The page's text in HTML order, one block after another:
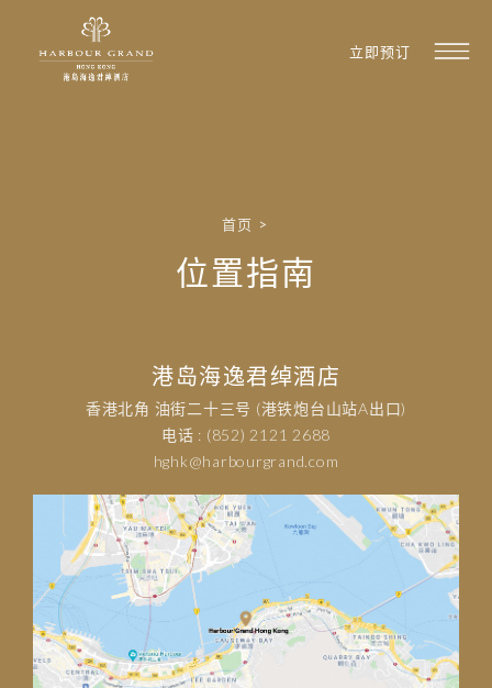
立即预订
1
1 0
首页 >
位置指南
港岛海逸君绰酒店
香港北角 油街二十三号 (港铁炮台山站A出口)
电话 : (852) 2121 2688
hghk@harbourgrand.com